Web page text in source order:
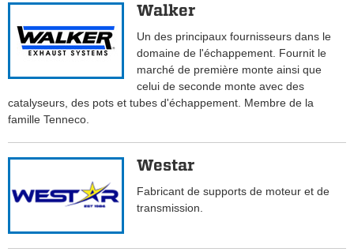
Walker
Un des principaux fournisseurs dans le
domaine de l'échappement. Fournit le
marché de première monte ainsi que
celui de seconde monte avec des
catalyseurs, des pots et tubes d'échappement. Membre de la
famille Tenneco.
Westar
Fabricant de supports de moteur et de
transmission.